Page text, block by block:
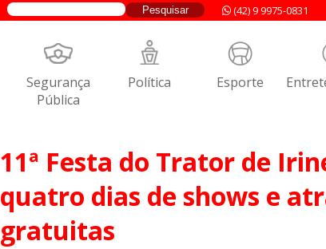
(42) 9 9975-0831
Segurança
Pública
Política Esporte
11ª Festa do Trator de
quatro dias de shows e
gratuitas